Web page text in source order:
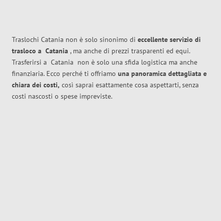
Traslochi Catania non è solo sinonimo di eccellente servizio di
trasloco a Catania , ma anche di prezzi trasparenti ed equi.
Trasferirsi a Catania non è solo una sfida logistica ma anche
finanziaria. Ecco perché ti offriamo una panoramica dettagliata e
chiara dei costi, così saprai esattamente cosa aspettarti, senza
costi nascosti o spese impreviste.